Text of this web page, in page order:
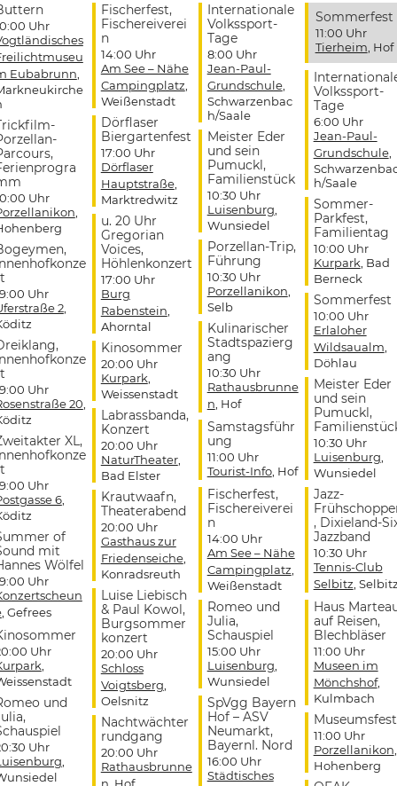
Uhr
Eubabrunn
Uhr
Uhr
2,
Uhr
20
XL,
Uhr
6,
of
mit
Wölfel
Uhr
, Gefrees
Uhr
und
Uhr
Fischerfest,
Fischereiverei
n
14:00 Uhr
Am See – Nähe
Campingplatz
Weißenstadt
Dörflaser
Biergartenfest
17:00 Uhr
Dörflaser
Hauptstraße,
Marktredwitz
u. 20 Uhr
Gregorian
Voices,
Höhlenkonzert
17:00 Uhr
Burg
Rabenstein
Ahorntal
Kinosommer
20:00 Uhr
Kurpark
Weissenstadt
Labrassbanda,
Konzert
20:00 Uhr
NaturTheater,
Bad Elster
Krautwaafn,
Theaterabend
20:00 Uhr
Gasthaus zur
Friedenseiche,
Konradsreuth
Luise Liebisch
& Paul Kowol,
Burgsommer
konzert
20:00 Uhr
Schloss
Voigtsberg
Oelsnitz
Nachtwächter
rundgang
20:00 Uhr
Rathausbrunne
Internationale
Volkssport-
Tage
8:00 Uhr
Jean-Paul-
Grundschule,
Schwarzenbac
h/Saale
Meister Eder
und sein
Pumuckl,
Familienstück
10:30 Uhr
Luisenburg
Wunsiedel
Porzellan-Trip,
Führung
10:30 Uhr
Porzellanikon
Selb
Kulinarischer
Stadtspazierg
ang
10:30 Uhr
Rathausbrunne
n , Hof
Samstagsführ
ung
11:00 Uhr
Tourist-Info, Hof
Fischerfest,
Fischereiverei
n
14:00 Uhr
Am See – Nähe
Campingplatz
Weißenstadt
Romeo und
Julia,
Schauspiel
15:00 Uhr
Luisenburg
Wunsiedel
SpVgg Bayern
Hof – ASV
Neumarkt,
Bayernl. Nord
16:00 Uhr
Städtisches
Sommerfest
11:00 Uhr
Tierheim , Hof
Volkssport-
Tage
6:00 Uhr
Jean-Paul-
Grundschule,
h/Saale
Sommer-
Parkfest,
Familientag
10:00 Uhr
Kurpark , Bad
Berneck
Sommerfest
10:00 Uhr
Erlaloher
Wildsaualm
Döhlau
Meister Eder
und sein
Pumuckl,
10:30 Uhr
Luisenburg
Wunsiedel
Jazz-
, Dixieland-
Jazzband
10:30 Uhr
Tennis-Club
Selbitz ,
Haus
auf Reisen,
Blechbläser
11:00 Uhr
Museen im
Mönchshof,
Kulmbach
Museumsfest
11:00 Uhr
Porzellanikon
Hohenberg